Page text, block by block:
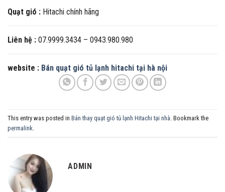
Quạt gió : Hitachi chính hãng
Liên hệ : 07.9999.3434 – 0943.980.980
website : Bán quạt gió tủ lạnh hitachi tại hà nội
This entry was posted in Bán thay quạt gió tủ lạnh Hitachi tại nhà . Bookmark the
permalink
ADMIN